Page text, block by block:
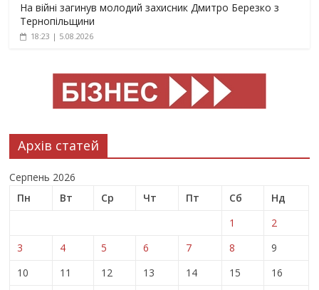
На війні загинув молодий захисник Дмитро Березко з
Тернопільщини
18:23 | 5.08.2026
Архів статей
Серпень 2026
Пн
Вт Ср Чт Пт Сб
Нд
1
2
3
4 5 6 7 8
9
10
11 12 13 14 15
16